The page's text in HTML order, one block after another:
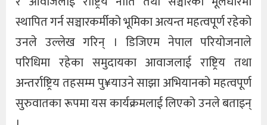
स्थापित गर्न सञ्चारकर्मीको भूमिका अत्यन्त महत्वपूर्ण रहेको
उनले उल्लेख गरिन् । डिजिएम नेपाल परियोजनाले
परिधिमा रहेका समुदायका आवाजलाई राष्ट्रिय तथा
अन्तर्राष्ट्रिय तहसम्म पु¥याउने साझा अभियानको महत्वपूर्ण
सुरुवातका रूपमा यस कार्यक्रमलाई लिएको उनले बताइन्